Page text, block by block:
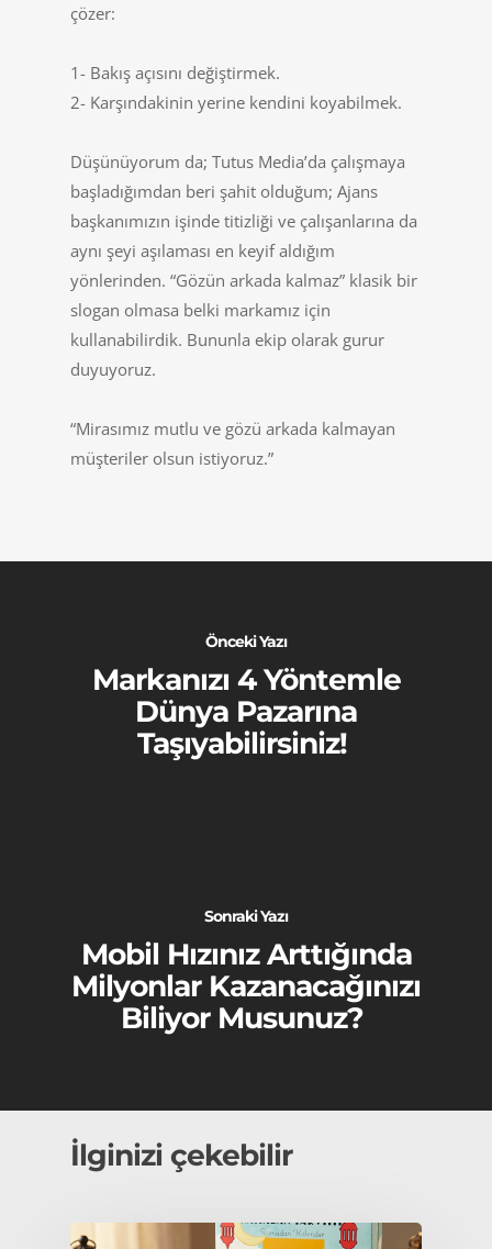
çözer:
1- Bakış açısını değiştirmek.
2- Karşındakinin yerine kendini koyabilmek.
Düşünüyorum da; Tutus Media’da çalışmaya
başladığımdan beri şahit olduğum; Ajans
başkanımızın işinde titizliği ve çalışanlarına da
aynı şeyi aşılaması en keyif aldığım
yönlerinden. “Gözün arkada kalmaz” klasik bir
slogan olmasa belki markamız için
kullanabilirdik. Bununla ekip olarak gurur
duyuyoruz.
“Mirasımız mutlu ve gözü arkada kalmayan
müşteriler olsun istiyoruz.”
Önceki Yazı
Markanızı 4 Yöntemle
Dünya Pazarına
Taşıyabilirsiniz!
Sonraki Yazı
Mobil Hızınız Arttığında
Milyonlar Kazanacağınızı
Biliyor Musunuz?
İlginizi çekebilir